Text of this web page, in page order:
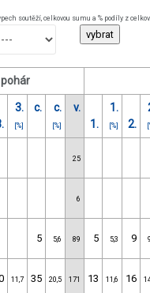
soutěží, celkovou sumu a % podíly z
3.
[%]
c. c.
[%]
v.
1.
1.
[%] 2.
25
6
5 5,6 89 5 5,3 9
11,7 35 20,5 171 13 11,6 16